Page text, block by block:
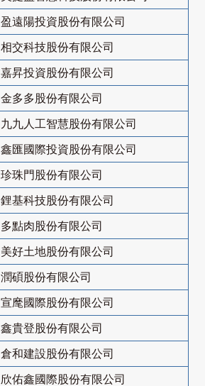
盈遠陽投資股份有限公司
相交科技股份有限公司
嘉昇投資股份有限公司
金多多股份有限公司
九九人工智慧股份有限公司
鑫匯國際投資股份有限公司
珍珠門股份有限公司
鋰基科技股份有限公司
多點肉股份有限公司
美好土地股份有限公司
潤碩股份有限公司
宣麾國際股份有限公司
鑫貴登股份有限公司
倉和建設股份有限公司
欣佑鑫國際股份有限公司